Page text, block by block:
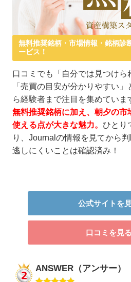
無料推奨銘柄・市場情報・銘柄診
ービス！
口コミでも「自分では見つけら
「売買の目安が分かりやすい
ら経験者まで注目を集めていま
無料推奨銘柄に加え、朝夕の市
使える点が大きな魅力。 ひとり
り、Journalの情報を見てから
逃しにくいことは確認済み！
公式サイトを
口コミを見る
ANSWER（アンサー）